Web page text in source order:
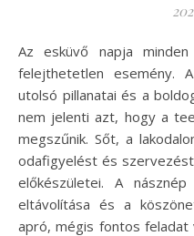
Az esküvő napja minden pár életében különleges és
felejthetetlen esemény.
utolsó pillanatai és a
nem jelenti azt, hogy a
megszűnik. Sőt, a
odafigyelést és
előkészületei. A
eltávolítása és a
apró, mégis fontos feladat